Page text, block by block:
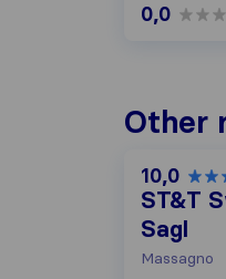
0,0
Other
10,0
ST&T
Sagl
Massagno